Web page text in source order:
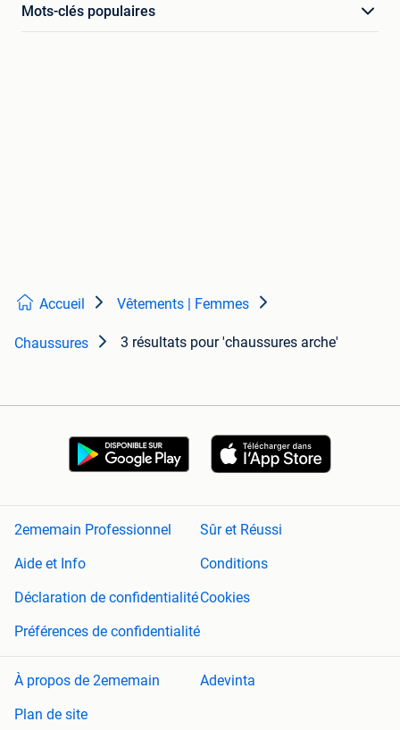
Mots-clés populaires
Accueil Vêtements | Femmes
Chaussures 3 résultats pour 'chaussures arche'
2ememain Professionnel
Sûr et Réussi
Aide et Info
Conditions
Déclaration de confidentialitéCookies
Préférences de confidentialité
À propos de 2ememain
Adevinta
Plan de site